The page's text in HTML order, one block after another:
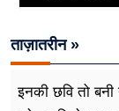
ताज़ातरीन »
इनकी छवि तो